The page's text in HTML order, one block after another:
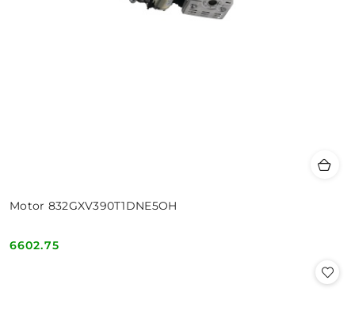
Motor 832GXV390T1DNE5OH
Cena:
6602.75